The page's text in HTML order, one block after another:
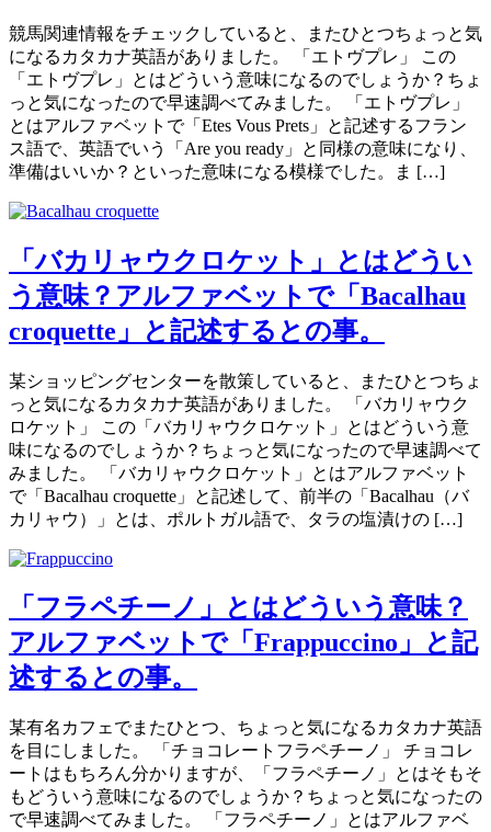
競馬関連情報をチェックしていると、またひとつちょっと気
になるカタカナ英語がありました。 「エトヴプレ」 この
「エトヴプレ」とはどういう意味になるのでしょうか？ちょ
っと気になったので早速調べてみました。 「エトヴプレ」
とはアルファベットで「Etes Vous Prets」と記述するフラン
ス語で、英語でいう「Are you ready」と同様の意味になり、
準備はいいか？といった意味になる模様でした。ま […]
「バカリャウクロケット」とはどうい
う意味？アルファベットで「Bacalhau
croquette」と記述するとの事。
某ショッピングセンターを散策していると、またひとつちょ
っと気になるカタカナ英語がありました。 「バカリャウク
ロケット」 この「バカリャウクロケット」とはどういう意
味になるのでしょうか？ちょっと気になったので早速調べて
みました。 「バカリャウクロケット」とはアルファベット
で「Bacalhau croquette」と記述して、前半の「Bacalhau（バ
カリャウ）」とは、ポルトガル語で、タラの塩漬けの […]
「フラペチーノ」とはどういう意味？
アルファベットで「Frappuccino」と記
述するとの事。
某有名カフェでまたひとつ、ちょっと気になるカタカナ英語
を目にしました。 「チョコレートフラペチーノ」 チョコレ
ートはもちろん分かりますが、「フラペチーノ」とはそもそ
もどういう意味になるのでしょうか？ちょっと気になったの
で早速調べてみました。 「フラペチーノ」とはアルファベ